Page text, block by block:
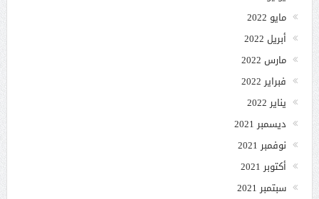
مايو 2022
أبريل 2022
مارس 2022
فبراير 2022
يناير 2022
ديسمبر 2021
نوفمبر 2021
أكتوبر 2021
سبتمبر 2021